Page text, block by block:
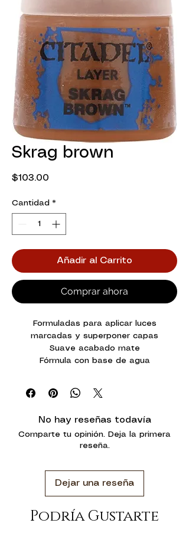
Skrag brown
$103.00
Cantidad *
Añadir al Carrito
Comprar ahora
Formuladas para aplicar luces
marcadas y superponer capas
Suave acabado mate
Fórmula con base de agua
No hay reseñas todavía
Comparte tu opinión. Deja la primera
reseña.
Dejar una reseña
Podría Gustarte